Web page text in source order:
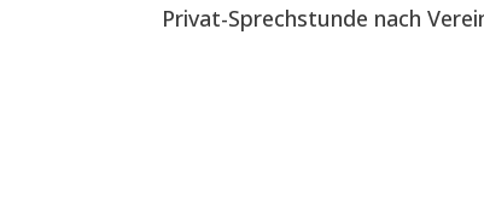
Privat-Sprechstunde nach